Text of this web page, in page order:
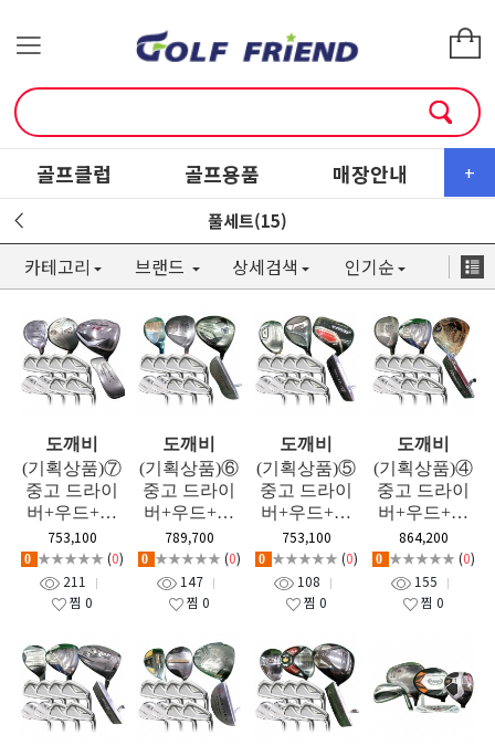
+
골프클럽 골프용품 매장안내 소
풀세트(15)
카테고리 브랜드 상세검색 인기순
도깨비
(기획상품)⑦
중고 드라이
버+우드+유
틸+퍼터+신
품 아이언세
트(케이디엑
스) 남성용 풀
GF
753,100
0 ★★★★★ (0)
211
찜 0
도깨비
(기획상품)⑥
중고 드라이
버+우드+유
틸+퍼터+신
품 아이언세
트(케이디엑
스) 남성용 풀
GF
789,700
0 ★★★★★ (0)
147
찜 0
도깨비
(기획상품)⑤
중고 드라이
버+우드+유
틸+퍼터+신
품 아이언세
트(케이디엑
스) 남성용 풀
GF
753,100
0 ★★★★★ (0)
108
찜 0
도깨비
(기획상품)④
중고 드라이
버+우드+유
틸+퍼터+신
품 아이언세
트(케이디엑
스) 남성용 풀
864,200
0 ★★★★★ (0)
155
찜 0